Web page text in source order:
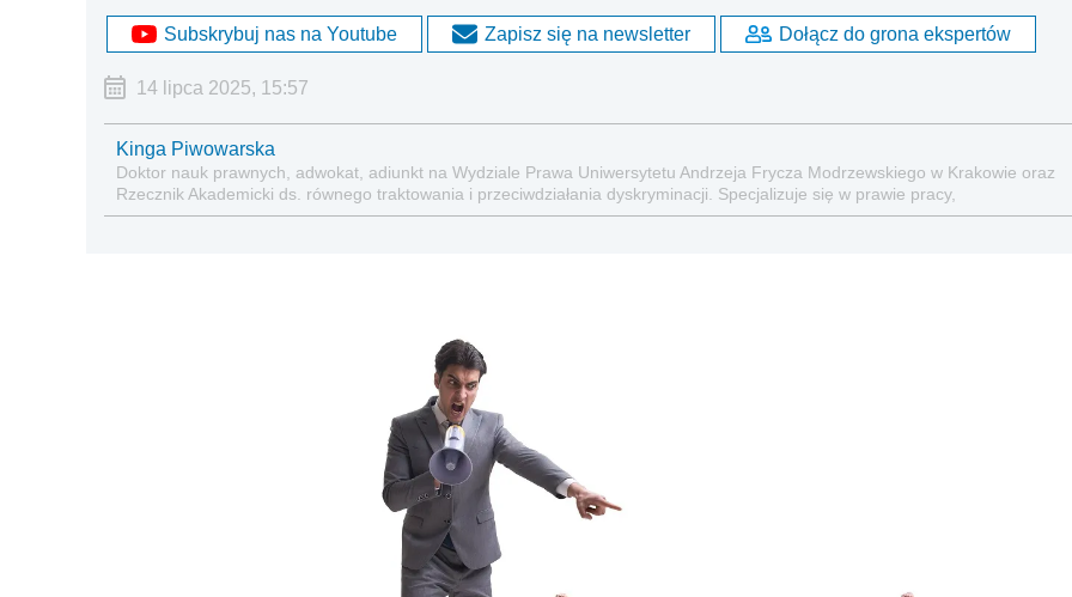
Subskrybuj nas na Youtube Zapisz się na newsletter Dołącz do grona ekspertów
14 lipca 2025, 15:57
Kinga Piwowarska
Doktor nauk prawnych, adwokat, adiunkt na Wydziale Prawa Uniwersytetu Andrzeja Frycza Modrzewskiego w Krakowie oraz
Rzecznik Akademicki ds. równego traktowania i przeciwdziałania dyskryminacji. Specjalizuje się w prawie pracy,
zabezpieczeniu społecznym oraz administracyjnoprawnych aspektach związanych z pracą i pomocą socjalną.